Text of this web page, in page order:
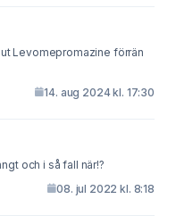
14. aug 2024 kl. 17:30
och i så fall när!?
08. jul 2022 kl. 8:18